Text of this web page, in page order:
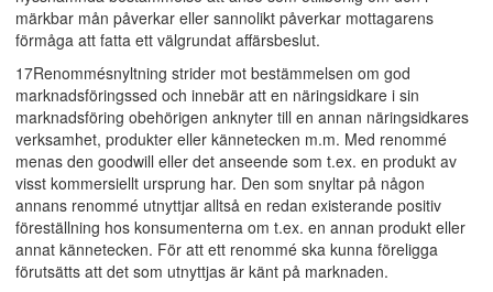
märkbar mån påverkar eller sannolikt påverkar mottagarens
förmåga att fatta ett välgrundat affärsbeslut.
17Renommésnyltning strider mot bestämmelsen om god
marknadsföringssed och innebär att en näringsidkare i sin
marknadsföring obehörigen anknyter till en annan näringsidkares
verksamhet, produkter eller kännetecken m.m. Med renommé
menas den goodwill eller det anseende som t.ex. en produkt av
visst kommersiellt ursprung har. Den som snyltar på någon
annans renommé utnyttjar alltså en redan existerande positiv
föreställning hos konsumenterna om t.ex. en annan produkt eller
annat kännetecken. För att ett renommé ska kunna föreligga
förutsätts att det som utnyttjas är känt på marknaden.